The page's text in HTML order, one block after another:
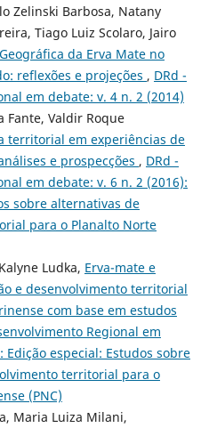
Zelinski Barbosa, Natany
Tiago Luiz Scolaro, Jairo
da Erva Mate no
reflexões e projeções , DRd -
em debate: v. 4 n. 2 (2014)
Fante, Valdir Roque
territorial em experiências de
e prospecções , DRd -
em debate: v. 6 n. 2 (2016):
sobre alternativas de
para o Planalto Norte
Ludka, Erva-mate e
e desenvolvimento territorial
com base em estudos
Regional em
Edição especial: Estudos sobre
territorial para o
(PNC)
Maria Luiza Milani,